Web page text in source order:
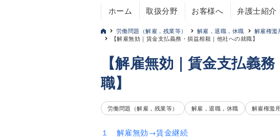
ホーム 取扱分野 お客様へ 弁護士紹介
労働問題（解雇，残業等） 解雇，退職，休職
解雇権濫
【解雇無効｜賃金支払義務・損益相殺｜他社への就職】
【解雇無効｜賃金支払義
職】
労働問題（解雇，残業等） 解雇，退職，休職 解雇権濫
１ 解雇無効→賃金継続